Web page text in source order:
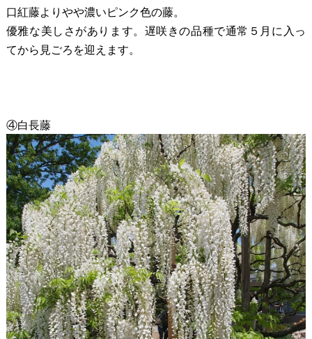
口紅藤よりやや濃いピンク色の藤。
優雅な美しさがあります。遅咲きの品種で通常５月に入っ
てから見ごろを迎えます。
④白長藤